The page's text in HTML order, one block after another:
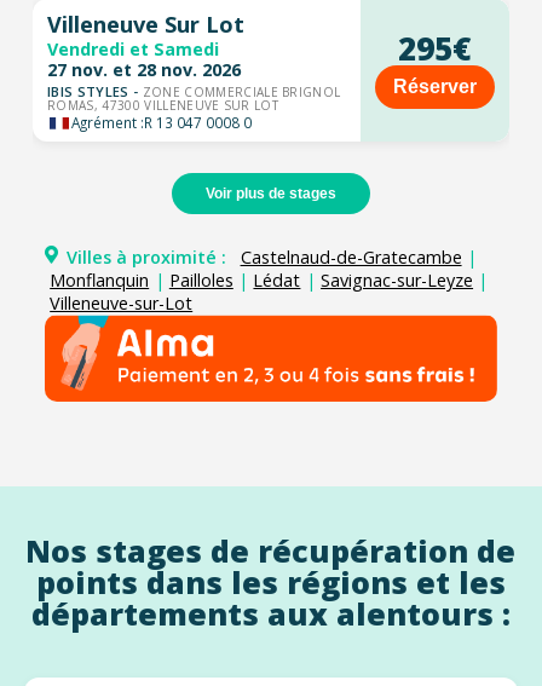
Villeneuve Sur Lot
Vendredi et Samedi
27 nov. et 28 nov. 2026
IBIS STYLES - ZONE COMMERCIALE BRIGNOL
ROMAS, 47300 VILLENEUVE SUR LOT
Agrément :R 13 047 0008 0
295€
Réserver
Voir plus de stages
Villes à proximité : Castelnaud-de-Gratecambe |
Monflanquin | Pailloles | Lédat | Savignac-sur-Leyze |
Villeneuve-sur-Lot
Nos stages de récupération de
points dans les régions et les
départements aux alentours :